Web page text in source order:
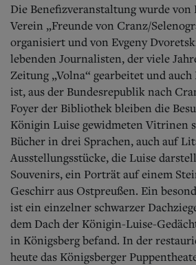
Die Benefizveranstaltung wurde
Verein „Freunde von Cranz/
organisiert und von Evgeny
lebenden Journalisten, der viele
Zeitung „Volna“ gearbeitet und
ist, aus der Bundesrepublik nach
Foyer der Bibliothek bleiben die
Königin Luise gewidmeten Vitrinen
Bücher in drei Sprachen, auch auf
Ausstellungsstücke, die Luise
Souvenirs, ein Porträt auf einem
Geschirr aus Ostpreußen. Ein
ist ein einzelner schwarzer
dem Dach der Königin-Luise-
in Königsberg befand. In der
heute das Königsberger